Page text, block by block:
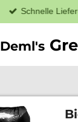
Deml's
Schnelle